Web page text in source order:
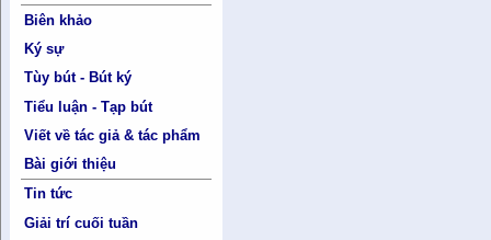
Biên khảo
Ký sự
Tùy bút - Bút ký
Tiểu luận - Tạp bút
Viết về tác giả & tác phẩm
Bài giới thiệu
Tin tức
Giải trí cuối tuần